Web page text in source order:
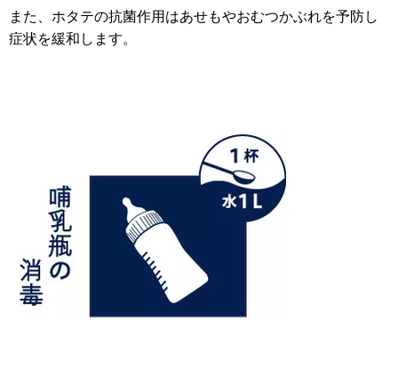
また、ホタテの抗菌作用はあせもやおむつかぶれを予防し
症状を緩和します。